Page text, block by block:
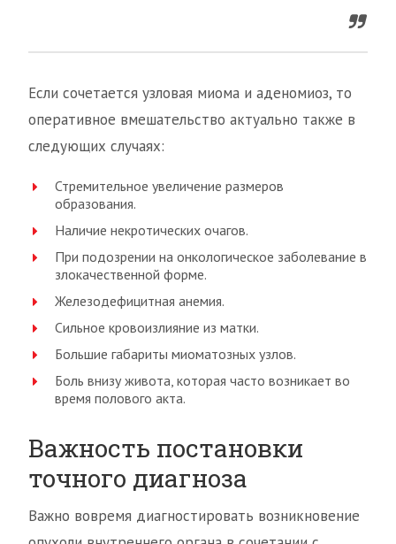
Если сочетается узловая миома и аденомиоз, то
оперативное вмешательство актуально также в
следующих случаях:
Стремительное увеличение размеров
образования.
Наличие некротических очагов.
При подозрении на онкологическое заболевание в
злокачественной форме.
Железодефицитная анемия.
Сильное кровоизлияние из матки.
Большие габариты миоматозных узлов.
Боль внизу живота, которая часто возникает во
время полового акта.
Важность постановки
точного диагноза
Важно вовремя диагностировать возникновение